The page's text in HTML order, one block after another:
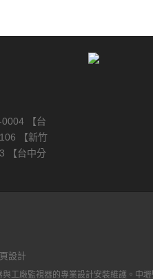
0004 【台
【新竹
【台中分
設計
視器的專業設計安裝維護。